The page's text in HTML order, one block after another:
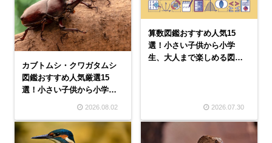
カブトムシ・クワガタムシ
図鑑おすすめ人気厳選15
選！小さい子供から小学
生、大人まで楽しめる図鑑
2026.08.02
算数図鑑おすすめ人気15
選！小さい子供から小学
生、大人まで楽しめる図鑑
2026.07.30